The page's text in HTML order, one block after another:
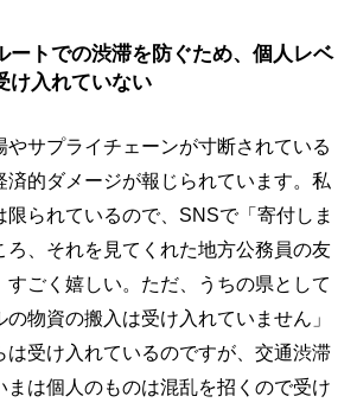
ートでの渋滞を防ぐため、個人レベ
け入れていない
やサプライチェーンが寸断されている
済的ダメージが報じられています。私
限られているので、SNSで「寄付しま
ろ、それを見てくれた地方公務員の友
すごく嬉しい。ただ、うちの県として
物資の搬入は受け入れていません」
は受け入れているのですが、交通渋滞
まは個人のものは混乱を招くので受け